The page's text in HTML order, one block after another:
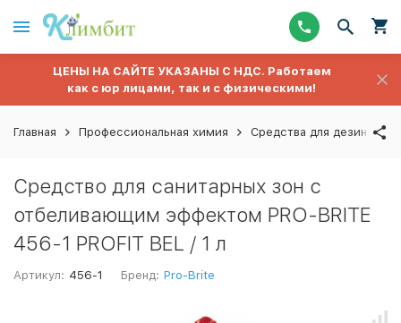
ЦЕНЫ НА САЙТЕ УКАЗАНЫ С НДС. Работаем
как с юр лицами, так и с физическими!
Главная Профессиональная химия Средства для
Средство для санитарных зон с
отбеливающим эффектом PRO-BRITE
456-1 PROFIT BEL / 1 л
Артикул: 456-1 Бренд: Pro-Brite